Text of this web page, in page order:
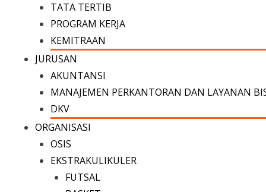
TATA TERTIB
PROGRAM KERJA
KEMITRAAN
JURUSAN
AKUNTANSI
MANAJEMEN PERKANTORAN DAN LAYANAN
DKV
ORGANISASI
OSIS
EKSTRAKULIKULER
FUTSAL